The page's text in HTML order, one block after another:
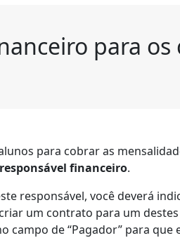
para
para cobrar as
responsável financeiro.
responsável, você deverá
um contrato para um
campo de “Pagador” para